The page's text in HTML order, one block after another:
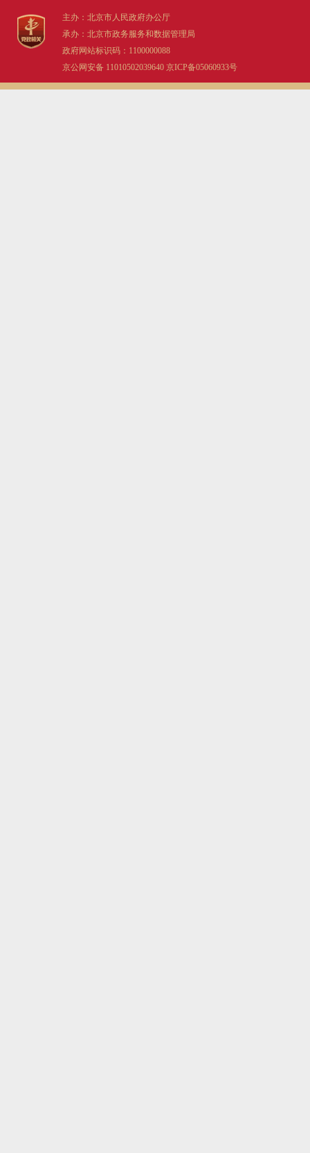
主办：北京市人民政府办公厅
承办：北京市政务服务和数据管理局
政府网站标识码：1100000088
京公网安备 11010502039640 京ICP备05060933号